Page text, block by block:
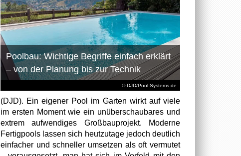
© DJD/Pool-Systems.de
Poolbau: Wichtige Begriffe einfach erklärt
– von der Planung bis zur Technik
(DJD). Ein eigener Pool im Garten wirkt auf viele
im ersten Moment wie ein unüberschaubares und
extrem aufwendiges Großbauprojekt. Moderne
Fertigpools lassen sich heutzutage jedoch deutlich
einfacher und schneller umsetzen als oft vermutet